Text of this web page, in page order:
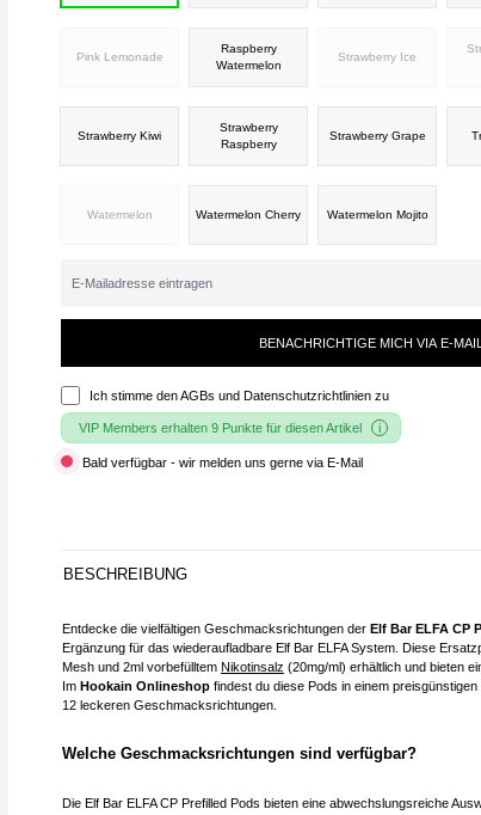
Pink Lemonade
Raspberry
Watermelon
Strawberry Ice
Strawberry Kiwi
Strawberry
Raspberry
Strawberry Grape
Watermelon Watermelon Cherry Watermelon Mojito
BENACHRICHTIGE MICH VIA E-MAIL
Ich stimme denAGBs und Datenschutzrichtlinien zu
VIP Members erhalten 9 Punkte für diesen Artikel
Bald verfügbar - wir melden uns gerne via E-Mail
BESCHREIBUNG
Entdecke die vielfältigen Geschmacksrichtungen der Elf Bar ELFA CP
Ergänzung für das wiederaufladbare Elf Bar ELFA System. Diese
Mesh und 2ml vorbefülltem Nikotinsalz (20mg/ml) erhältlich und bieten
Im Hookain Onlineshop findest du diese Pods in einem
12 leckeren Geschmacksrichtungen.
Welche Geschmacksrichtungen sind verfügbar?
Die Elf Bar ELFA CP Prefilled Pods bieten eine abwechslungsreiche